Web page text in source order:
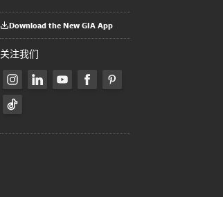
Download the New GIA App
关注我们